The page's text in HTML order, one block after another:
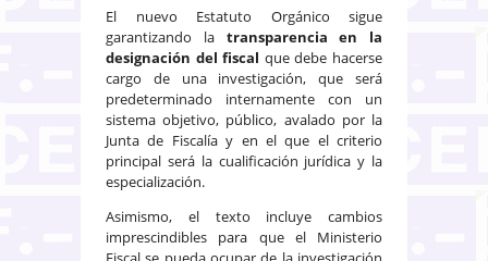
El nuevo Estatuto Orgánico sigue
garantizando la transparencia en la
designación del fiscal que debe hacerse
cargo de una investigación, que será
predeterminado internamente con un
sistema objetivo, público, avalado por la
Junta de Fiscalía y en el que el criterio
principal será la cualificación jurídica y la
especialización.
Asimismo, el texto incluye cambios
imprescindibles para que el Ministerio